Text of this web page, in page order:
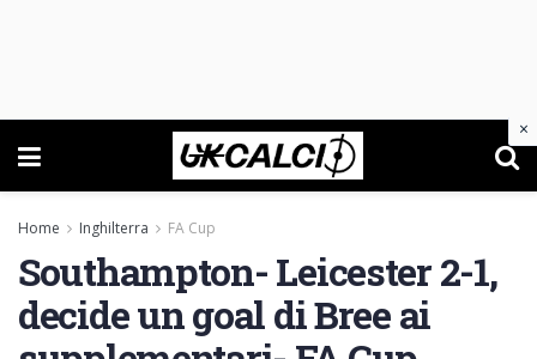
Home Inghilterra FA Cup
Southampton- Leicester 2-1,
decide un goal di Bree ai
×